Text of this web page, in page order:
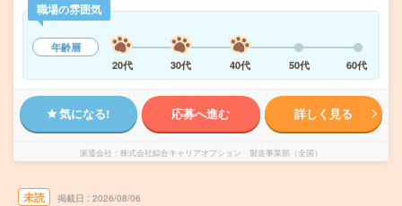
職場の雰囲気
年齢層
20代
30代 40代 50代 60代
気になる! 応募へ進む 詳しく見る
派遣会社 株式会社綜合キャリアオプション 製造事業部（全国）
未読 掲載日 2026/08/06